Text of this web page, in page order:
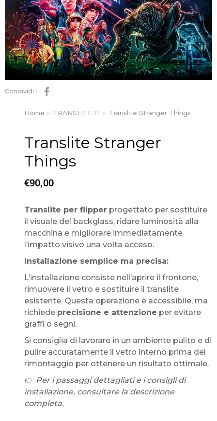
Condividi :
Tu sei qui:
Home TRANSLITE IT Translite Stranger Things
Translite Stranger
Things
€90,00
Translite per flipper progettato per sostituire
il visuale del backglass, ridare luminosità alla
macchina e migliorare immediatamente
l’impatto visivo una volta acceso.
Installazione semplice ma precisa:
L’installazione consiste nell’aprire il frontone,
rimuovere il vetro e sostituire il translite
esistente. Questa operazione è accessibile, ma
richiede precisione e attenzione per evitare
graffi o segni.
Si consiglia di lavorare in un ambiente pulito e di
pulire accuratamente il vetro interno prima del
rimontaggio per ottenere un risultato ottimale.
👉 Per i passaggi dettagliati e i consigli di
installazione, consultare la descrizione
completa.